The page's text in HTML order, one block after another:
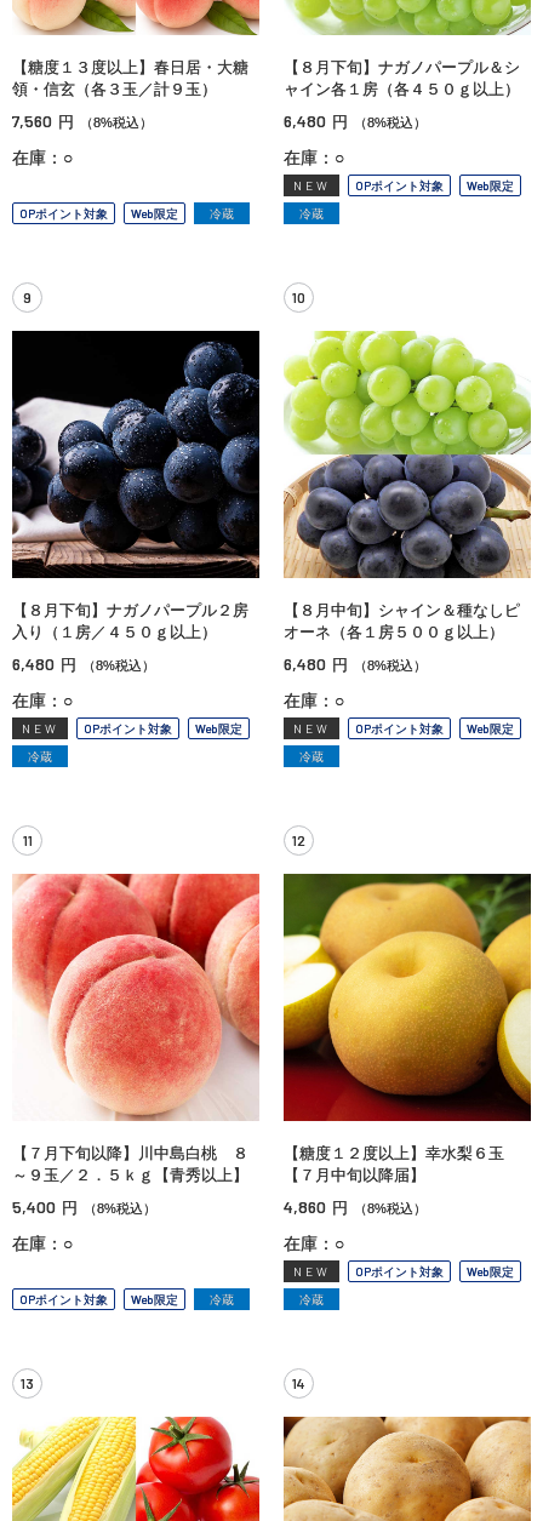
【糖度１３度以上】春日居・大糖
領・信玄（各３玉／計９玉）
7,560 円 （8%税込）
在庫：○
OPポイント対象 Web限定 冷蔵
【８月下旬】ナガノパープル＆シ
ャイン各１房（各４５０ｇ以上）
6,480 円 （8%税込）
在庫：○
NEW OPポイント対象
Web限定
冷蔵
9
【８月下旬】ナガノパープル２房
入り（１房／４５０ｇ以上）
6,480 円 （8%税込）
在庫：○
NEW OPポイント対象
Web限定
冷蔵
10
【８月中旬】シャイン＆種なしピ
オーネ（各１房５００ｇ以上）
6,480 円 （8%税込）
在庫：○
NEW OPポイント対象
Web限定
冷蔵
11
【７月下旬以降】川中島白桃 ８
～９玉／２．５ｋｇ【青秀以上】
5,400 円 （8%税込）
在庫：○
OPポイント対象 Web限定 冷蔵
12
【糖度１２度以上】幸水梨６玉
【７月中旬以降届】
4,860 円 （8%税込）
在庫：○
NEW OPポイント対象
Web限定
冷蔵
13 14